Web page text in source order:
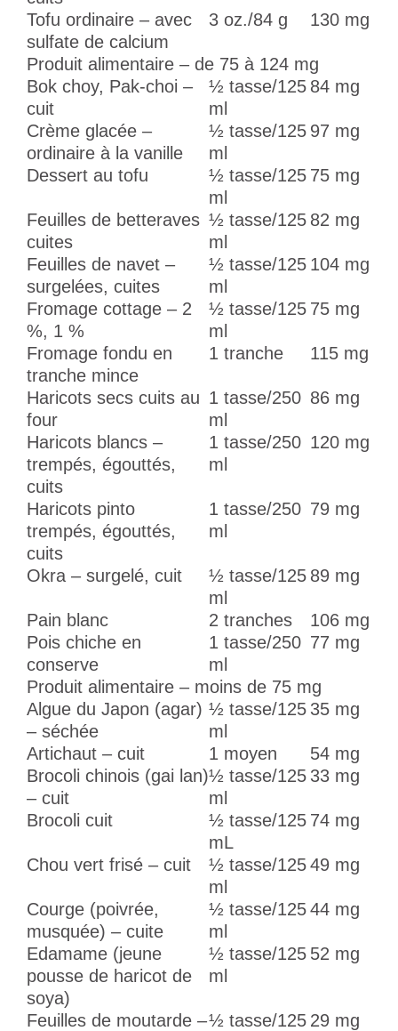
Tofu ordinaire – avec
sulfate de calcium
3 oz./84 g 130 mg
Produit alimentaire – de 75 à 124 mg
Bok choy, Pak-choi –
cuit
½ tasse/125
ml
84 mg
Crème glacée –
ordinaire à la vanille
½ tasse/125
ml
97 mg
Dessert au tofu
½ tasse/125
ml
75 mg
Feuilles de betteraves
cuites
½ tasse/125
ml
82 mg
Feuilles de navet –
surgelées, cuites
½ tasse/125
ml
104 mg
Fromage cottage – 2
%, 1 %
½ tasse/125
ml
75 mg
Fromage fondu en
tranche mince
1 tranche 115 mg
Haricots secs cuits au
four
1 tasse/250
ml
86 mg
Haricots blancs –
trempés, égouttés,
cuits
1 tasse/250
ml
120 mg
Haricots pinto
trempés, égouttés,
cuits
1 tasse/250
ml
79 mg
Okra – surgelé, cuit
½ tasse/125
ml
89 mg
Pain blanc 2 tranches
106 mg
Pois chiche en
conserve
1 tasse/250
ml
77 mg
Produit alimentaire – moins de 75 mg
Algue du Japon (agar)
– séchée
½ tasse/125
ml
35 mg
Artichaut – cuit 1 moyen
54 mg
Brocoli chinois (gai lan)
– cuit
½ tasse/125
ml
33 mg
Brocoli cuit
½ tasse/125
mL
74 mg
Chou vert frisé – cuit
½ tasse/125
ml
49 mg
Courge (poivrée,
musquée) – cuite
½ tasse/125
ml
44 mg
Edamame (jeune
pousse de haricot de
soya)
½ tasse/125
ml
52 mg
Feuilles de moutarde –½ tasse/125 29 mg